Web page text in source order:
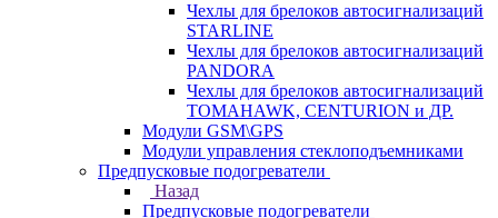
Чехлы для брелоков автосигнализаций
STARLINE
Чехлы для брелоков автосигнализаций
PANDORA
Чехлы для брелоков автосигнализаций
TOMAHAWK, CENTURION и ДР.
Модули GSM\GPS
Модули управления стеклоподъемниками
Предпусковые подогреватели
Назад
Предпусковые подогреватели